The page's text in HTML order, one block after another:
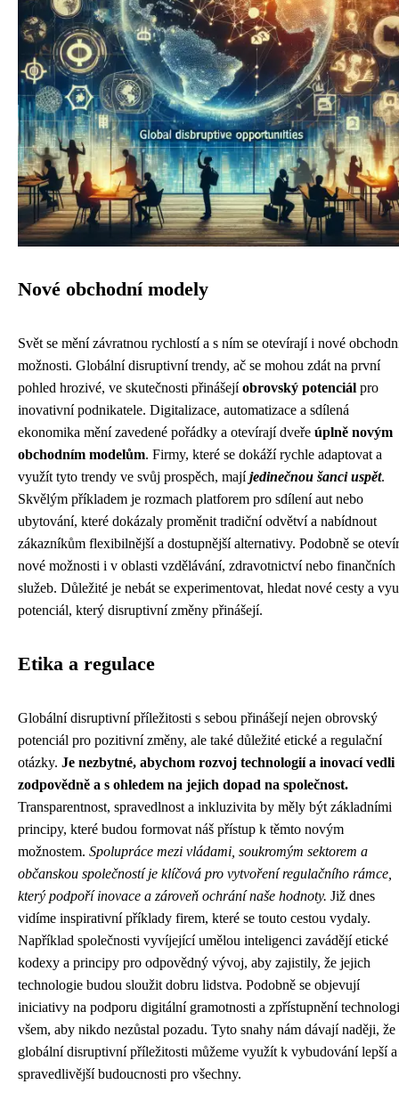
Nové obchodní modely
Svět se mění závratnou rychlostí a s ním se otevírají i nové
možnosti. Globální disruptivní trendy, ač se mohou zdát na první
pohled hrozivé, ve skutečnosti přinášejíobrovský potenciál pro
inovativní podnikatele. Digitalizace, automatizace a sdílená
ekonomika mění zavedené pořádky a otevírají dveře úplně novým
obchodním modelům. Firmy, které se dokáží rychle adaptovat a
využít tyto trendy ve svůj prospěch, majíjedinečnou šanci uspět.
Skvělým příkladem je rozmach platforem pro sdílení aut nebo
ubytování, které dokázaly proměnit tradiční odvětví a nabídnout
zákazníkům flexibilnější a dostupnější alternativy. Podobně se
nové možnosti i v oblasti vzdělávání, zdravotnictví nebo finančních
služeb. Důležité je nebát se experimentovat, hledat nové cesty a
potenciál, který disruptivní změny přinášejí.
Etika a regulace
Globální disruptivní příležitosti s sebou přinášejí nejen obrovský
potenciál pro pozitivní změny, ale také důležité etické a regulační
otázky. Je nezbytné, abychom rozvoj technologií a inovací vedli
zodpovědně a s ohledem na jejich dopad na společnost.
Transparentnost, spravedlnost a inkluzivita by měly být základními
principy, které budou formovat náš přístup k těmto novým
možnostem. Spolupráce mezi vládami, soukromým sektorem a
občanskou společností je klíčová pro vytvoření regulačního rámce,
který podpoří inovace a zároveň ochrání naše hodnoty. Již dnes
vidíme inspirativní příklady firem, které se touto cestou vydaly.
Například společnosti vyvíjející umělou inteligenci zavádějí etické
kodexy a principy pro odpovědný vývoj, aby zajistily, že jejich
technologie budou sloužit dobru lidstva. Podobně se objevují
iniciativy na podporu digitální gramotnosti a zpřístupnění
všem, aby nikdo nezůstal pozadu. Tyto snahy nám dávají naději, že
globální disruptivní příležitosti můžeme využít k vybudování lepší a
spravedlivější budoucnosti pro všechny.